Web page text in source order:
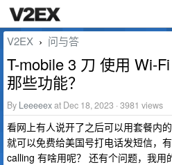
V2EX › 问与答
T-mobile 3 刀 使用 Wi-
那些功能？
By Leeeeexat Dec 18, 2023 · 3981 views
看网上有人说开了之后可以用套餐内
就可以免费给美国号打电话发短信，
calling 有啥用呢？ 还有个问题，我用